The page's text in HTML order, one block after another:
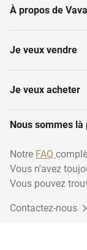
À propos de
Je veux vendre
Je veux acheter
Nous sommes
Notre FAQ
Vous n'avez
Vous pouvez
Contactez-nous